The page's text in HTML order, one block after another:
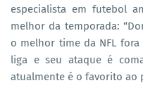
especialista em futebol
melhor da temporada:
o melhor time da NFL
liga e seu ataque é
atualmente é o favorito ao